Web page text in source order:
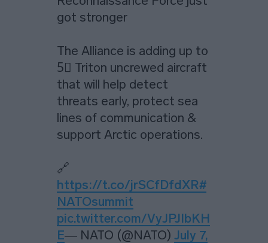
got stronger
The Alliance is adding up to
5⃣ Triton uncrewed aircraft
that will help detect
threats early, protect sea
lines of communication &
support Arctic operations.
🔗
https://t.co/jrSCfDfdXR#
NATOsummit
pic.twitter.com/VyJPJIbKH
E— NATO (@NATO) July 7,